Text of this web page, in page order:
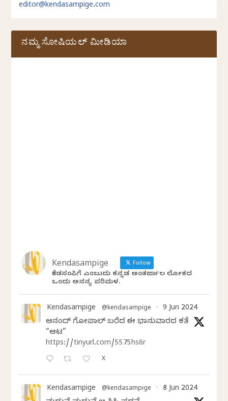
editor@kendasampige.com
ನಮ್ಮ ಸೋಷಿಯಲ್‌ ಮೀಡಿಯಾ
Kendasampige Follow
ಕೆಂಡಸಂಪಿಗೆ ಎಂಬುದು ಕನ್ನಡ ಅಂತರ್ಜಾಲ ಲೋಕದ
ಒಂದು ಅನನ್ಯ ಪರಿಮಳ.
Kendasampige @kendasampige · 9 Jun 2024
ಆನಂದ್‌ ಗೋಪಾಲ್‌ ಬರೆದ ಈ ಭಾನುವಾರದ ಕತೆ
“ಆಟ”
https://tinyurl.com/5575hs6r
X
Kendasampige @kendasampige · 8 Jun 2024